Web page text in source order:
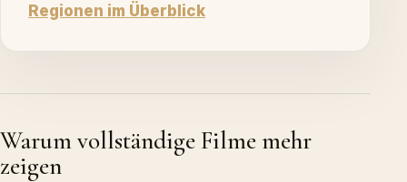
Regionen im Überblick
Warum vollständige Filme mehr
zeigen